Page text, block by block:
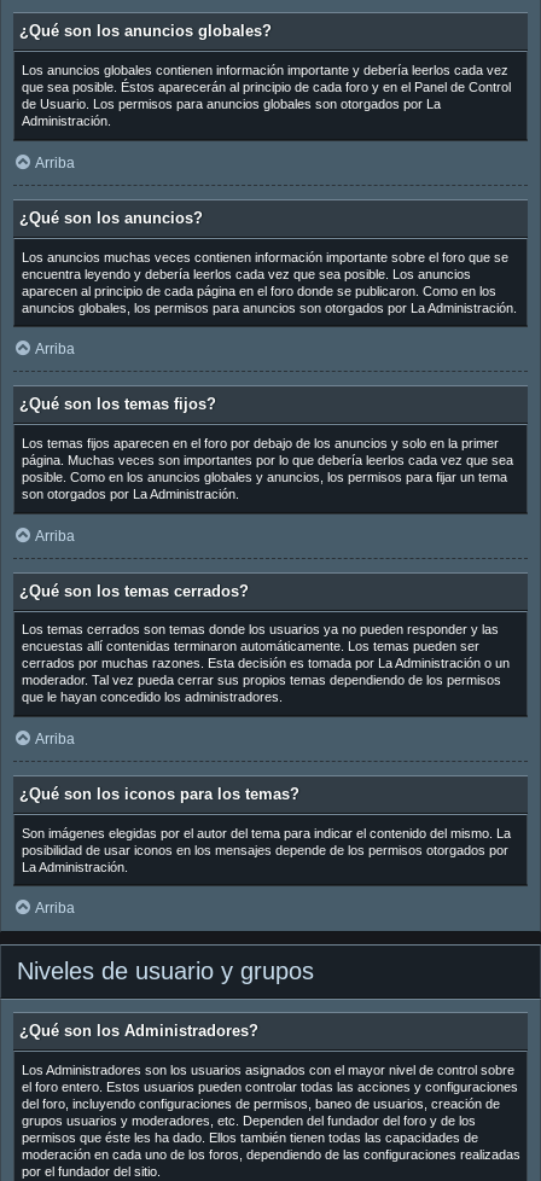
¿Qué son los anuncios globales?
Los anuncios globales contienen información importante y debería leerlos cada vez
que sea posible. Éstos aparecerán al principio de cada foro y en el Panel de Control
de Usuario. Los permisos para anuncios globales son otorgados por La
Administración.
Arriba
¿Qué son los anuncios?
Los anuncios muchas veces contienen información importante sobre el foro que se
encuentra leyendo y debería leerlos cada vez que sea posible. Los anuncios
aparecen al principio de cada página en el foro donde se publicaron. Como en los
anuncios globales, los permisos para anuncios son otorgados por La Administración.
Arriba
¿Qué son los temas fijos?
Los temas fijos aparecen en el foro por debajo de los anuncios y solo en la primer
página. Muchas veces son importantes por lo que debería leerlos cada vez que sea
posible. Como en los anuncios globales y anuncios, los permisos para fijar un tema
son otorgados por La Administración.
Arriba
¿Qué son los temas cerrados?
Los temas cerrados son temas donde los usuarios ya no pueden responder y las
encuestas allí contenidas terminaron automáticamente. Los temas pueden ser
cerrados por muchas razones. Esta decisión es tomada por La Administración o un
moderador. Tal vez pueda cerrar sus propios temas dependiendo de los permisos
que le hayan concedido los administradores.
Arriba
¿Qué son los iconos para los temas?
Son imágenes elegidas por el autor del tema para indicar el contenido del mismo. La
posibilidad de usar iconos en los mensajes depende de los permisos otorgados por
La Administración.
Arriba
Niveles de usuario y grupos
¿Qué son los Administradores?
Los Administradores son los usuarios asignados con el mayor nivel de control sobre
el foro entero. Estos usuarios pueden controlar todas las acciones y configuraciones
del foro, incluyendo configuraciones de permisos, baneo de usuarios, creación de
grupos usuarios y moderadores, etc. Dependen del fundador del foro y de los
permisos que éste les ha dado. Ellos también tienen todas las capacidades de
moderación en cada uno de los foros, dependiendo de las configuraciones realizadas
por el fundador del sitio.